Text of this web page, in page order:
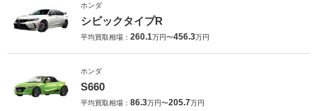
ホンダ
シビックタイプR
平均買取相場： 260.1万円〜456.3万円
ホンダ
S660
平均買取相場： 86.3万円〜205.7万円